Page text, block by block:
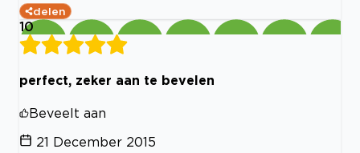
delen
10
perfect, zeker aan te bevelen
Beveelt aan
21 December 2015